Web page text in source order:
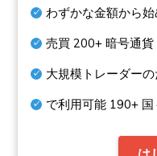
わずかな金額から
売買200+ 暗号通貨
大規模トレーダー
で利用可能 190+ 国
せん。過去の実績は将来の結果
の投資に
暗号通貨は、英国金融行為監督
度による保護や英国金融オン
れば、一部または全部の価値を
利益にはキャピタルゲイ
ホーム について プ